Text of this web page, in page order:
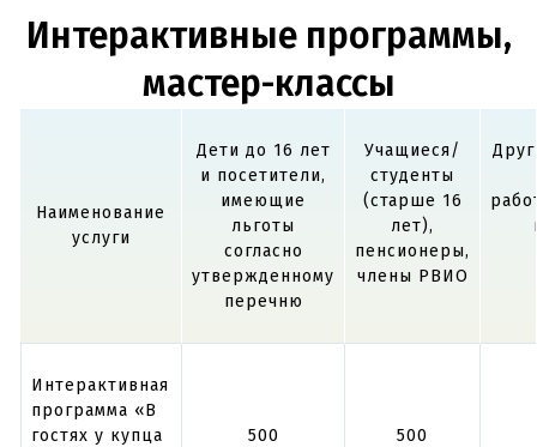
Интерактивные программы,
мастер-классы
Наименование
услуги
Дети до 16 лет
и посетители,
имеющие
льготы
согласно
утвержденному
перечню
Учащиеся/
студенты
(старше 16
лет),
пенсионеры,
члены РВИО
Интерактивная
программа «В
гостях у купца
500 500